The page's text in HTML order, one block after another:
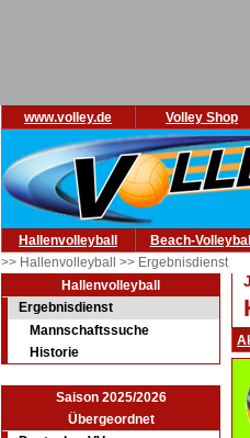
www.volley.de Volley Shop
Hallenvolleyball Beach-Volleyball
>> Hallenvolleyball >> Ergebnisdienst
Hallenvolleyball
Ergebnisdienst
Mannschaftssuche
Historie
Saison 2025/2026
Übergeordnet